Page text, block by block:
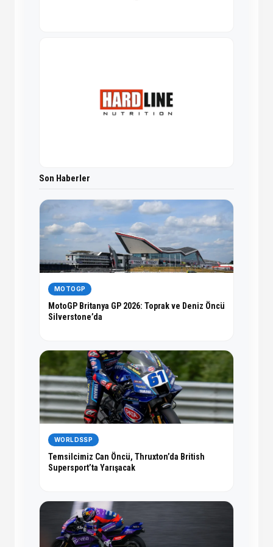
Son Haberler
MOTOGP
MotoGP Britanya GP 2026: Toprak ve Deniz Öncü
Silverstone’da
WORLDSSP
Temsilcimiz Can Öncü, Thruxton’da British
Supersport’ta Yarışacak